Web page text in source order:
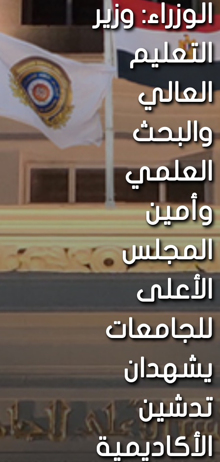
الوزراء: وزير
التعليم
العالي
والبحث
العلمي
وأمين
المجلس
الأعلى
للجامعات
يشهدان
تدشين
الأكاديمية